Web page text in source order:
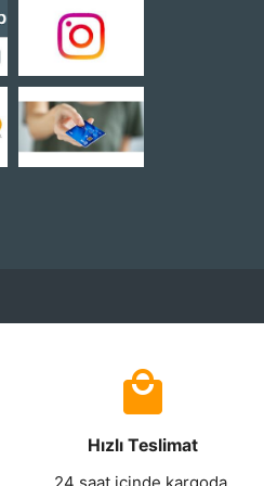
Hızlı Teslimat